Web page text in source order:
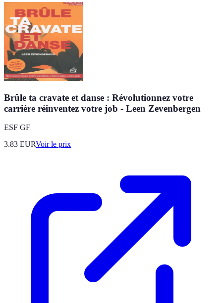
Brûle ta cravate et danse : Révolutionnez votre
carrière réinventez votre job - Leen Zevenbergen
ESF GF
3.83 EURVoir le prix